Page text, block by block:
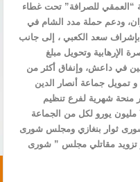
عبر شركة “العمقي للصرافة” تحت غطاء
ودعم حملة مدد الشام في
بإشراف سعد الكعبي ، إلى جانب
النصرة الإرهابية وتحويل مبلغ
في داعش، وإنفاق أكثر من
و تمويل جماعة أنصار الدين
وتقديم 250 ألف دولار منحة شهرية لفرع تنظيم
الإخوان الإرهابى في ليبيا، وكذلك نحو 750 مليون يورو لكل من الجماعة
شورى ثوار بنغازي ومجلس شورى
تزويد مقاتلي مجلس ” شورى